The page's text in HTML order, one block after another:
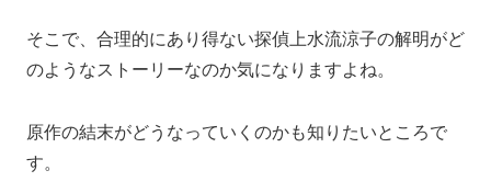
そこで、合理的にあり得ない探偵上水流涼子の解明がど
のようなストーリーなのか気になりますよね。
原作の結末がどうなっていくのかも知りたいところで
す。